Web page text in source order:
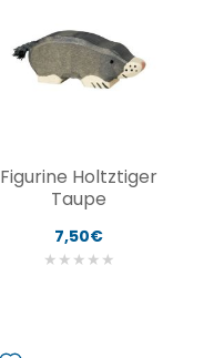
Figurine Holtztiger
Taupe
7,50€
★ ★ ★ ★ ★